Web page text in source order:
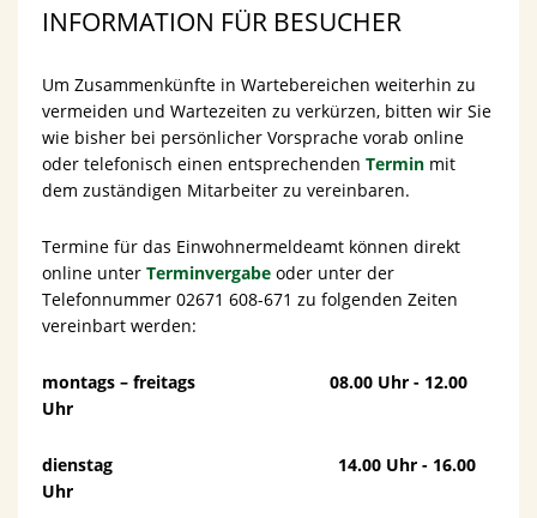
LEBEN BEI UNS
INFORMATION FÜR BESUCHER
Um Zusammenkünfte in Wartebereichen weiterhin zu
vermeiden und Wartezeiten zu verkürzen, bitten wir Sie
wie bisher bei persönlicher Vorsprache vorab online
oder telefonisch einen entsprechenden Termin mit
dem zuständigen Mitarbeiter zu vereinbaren.
Termine für das Einwohnermeldeamt können direkt
online unter Terminvergabe oder unter der
Telefonnummer 02671 608-671 zu folgenden Zeiten
vereinbart werden:
montags – freitags 08.00 Uhr - 12.00
Uhr
dienstag 14.00 Uhr - 16.00
Uhr